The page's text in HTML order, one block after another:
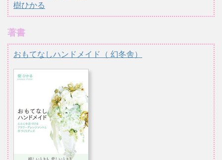
樹ひかる
著書
おもてなしハンドメイド（ 幻冬舎）